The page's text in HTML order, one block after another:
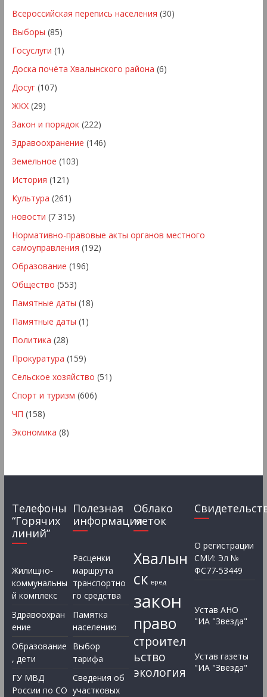
Всероссийская перепись населения (30)
Выборы (85)
Госуслуги (1)
Доска почёта Хвалынского района (6)
Досуг(107)
ЖКХ(29)
Закон и порядок(222)
Здравоохранение (146)
Земельное (103)
История (121)
Культура (261)
новости (7 315)
Нормативно-правовые акты органов местного
самоуправления (192)
Образование (196)
Общество (553)
Памятные даты (18)
Памятные даты (1)
Политика (28)
Прокуратура (159)
Сельское хозяйство (51)
Спорт и туризм (606)
ЧП (158)
Экономика (8)
Телефоны
“Горячих
линий”
Жилищно-
коммунальны
й комплекс
Здравоохран
ение
Образование
, дети
ГУ МВД
России по СО
Полезная
информация
Расценки
маршрута
транспортно
го средства
Памятка
населению
Выбор
тарифа
Сведения об
участковых
Облако
меток
Хвалын
ск вред
закон
право
строител
ьство
экология
О регистрации
СМИ: Эл №
ФС77-53449
Устав АНО
"ИА "Звезда"
Устав газеты
"ИА "Звезда"